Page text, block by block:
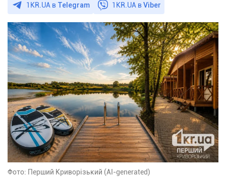
1KR.UA в Telegram 1KR.UA вViber
Фото: Перший Криворізький (AI-generated)